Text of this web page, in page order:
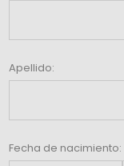
Apellido:
Fecha de nacimiento: